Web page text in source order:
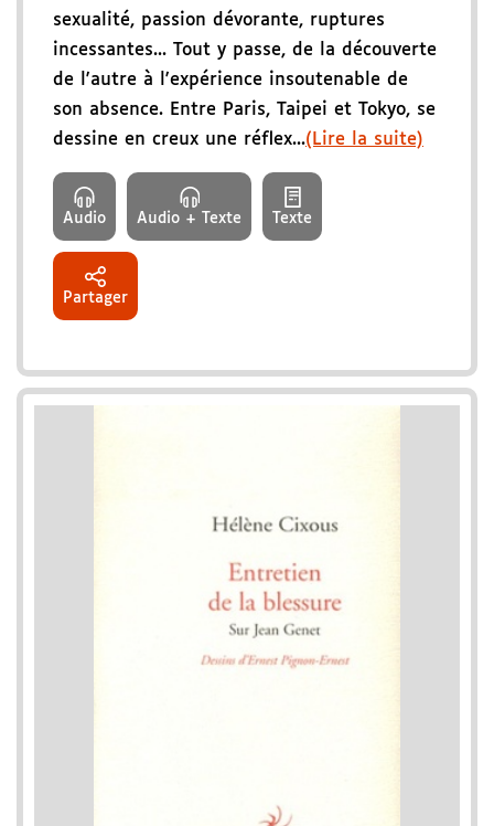
sexualité, passion dévorante, ruptures
incessantes... Tout y passe, de la découverte
de l'autre à l'expérience insoutenable de
son absence. Entre Paris, Taipei et Tokyo, se
dessine en creux une réflex...(Lire la suite)
Audio Audio + Texte Texte
Partager